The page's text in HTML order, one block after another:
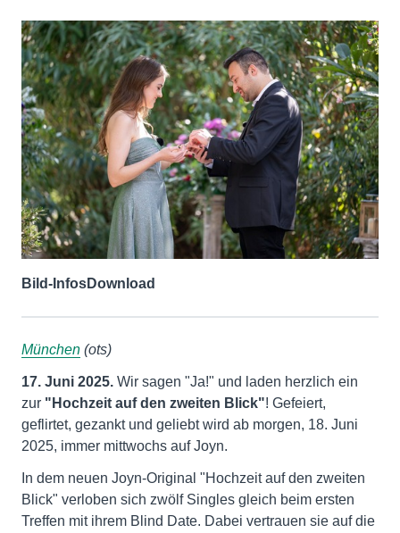
Bild-InfosDownload
München (ots)
17. Juni 2025. Wir sagen "Ja!" und laden herzlich ein
zur "Hochzeit auf den zweiten Blick"! Gefeiert,
geflirtet, gezankt und geliebt wird ab morgen, 18. Juni
2025, immer mittwochs auf Joyn.
In dem neuen Joyn-Original "Hochzeit auf den zweiten
Blick" verloben sich zwölf Singles gleich beim ersten
Treffen mit ihrem Blind Date. Dabei vertrauen sie auf die